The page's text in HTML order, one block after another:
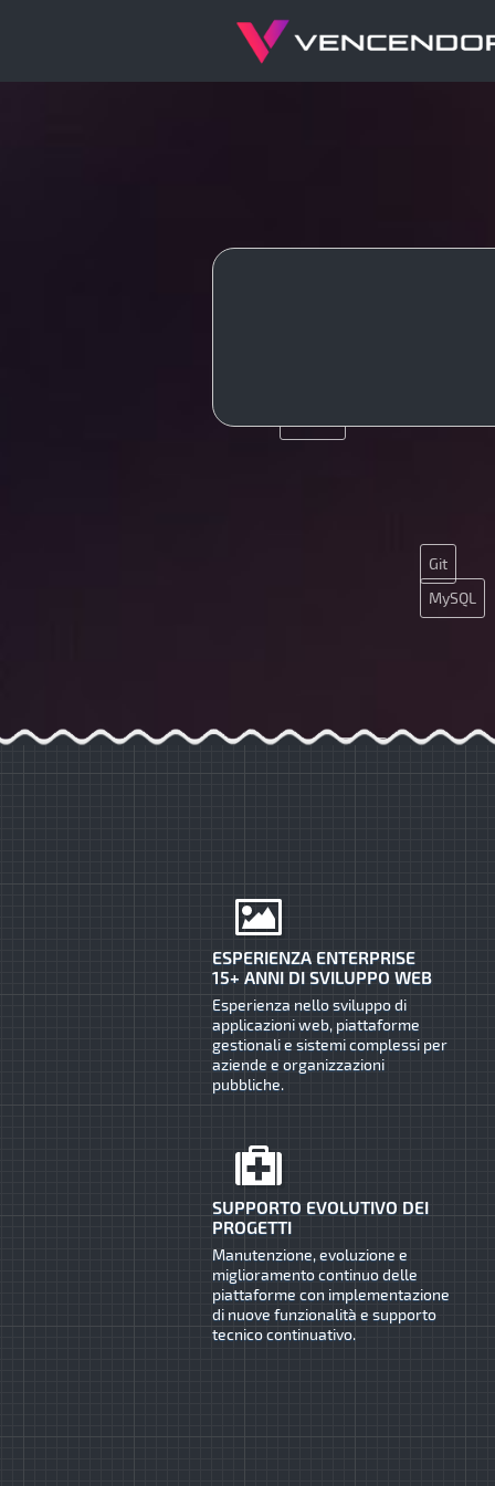
Git
MySQL
ESPERIENZA ENTERPRISE
15+ ANNI DI SVILUPPO WEB
Esperienza nello sviluppo di
applicazioni web, piattaforme
gestionali e sistemi complessi per
aziende e organizzazioni
pubbliche.
SUPPORTO EVOLUTIVO DEI
PROGETTI
Manutenzione, evoluzione e
miglioramento continuo delle
piattaforme con implementazione
di nuove funzionalità e supporto
tecnico continuativo.